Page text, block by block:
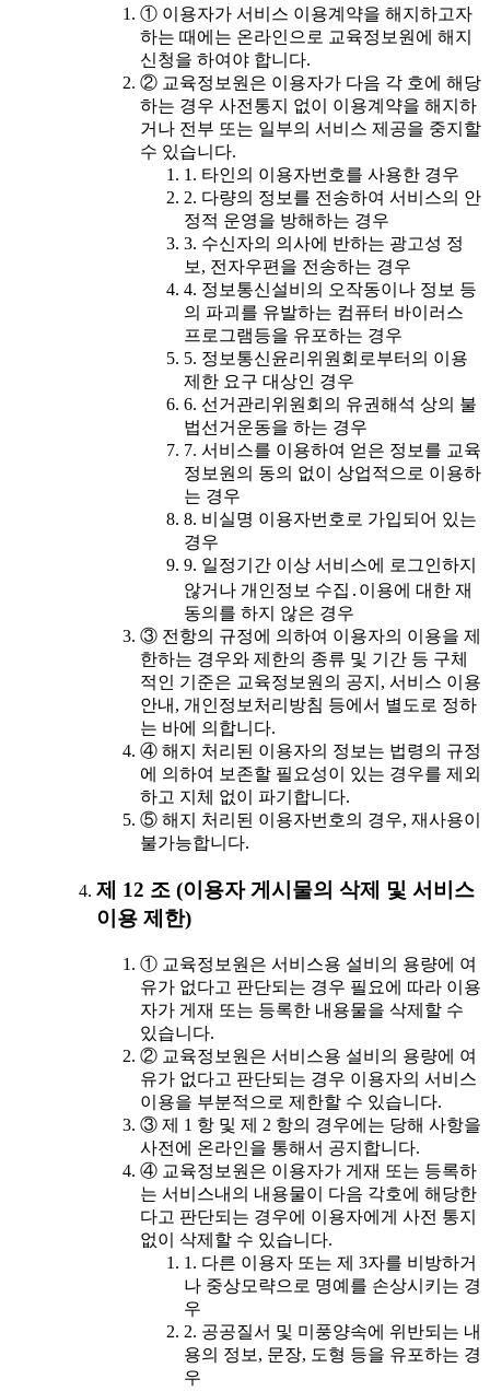
① 이용자가 서비스 이용계약을 해지하고자
하는 때에는 온라인으로 교육정보원에 해지
신청을 하여야 합니다.
② 교육정보원은 이용자가 다음 각 호에 해당
하는 경우 사전통지 없이 이용계약을 해지하
거나 전부 또는 일부의 서비스 제공을 중지할
수 있습니다.
1. 타인의 이용자번호를 사용한 경우
2. 다량의 정보를 전송하여 서비스의 안
정적 운영을 방해하는 경우
3. 수신자의 의사에 반하는 광고성 정
보, 전자우편을 전송하는 경우
4. 정보통신설비의 오작동이나 정보 등
의 파괴를 유발하는 컴퓨터 바이러스
프로그램등을 유포하는 경우
5. 정보통신윤리위원회로부터의 이용
제한 요구 대상인 경우
6. 선거관리위원회의 유권해석 상의 불
법선거운동을 하는 경우
7. 서비스를 이용하여 얻은 정보를 교육
정보원의 동의 없이 상업적으로 이용하
는 경우
8. 비실명 이용자번호로 가입되어 있는
경우
9. 일정기간 이상 서비스에 로그인하지
않거나 개인정보 수집․이용에 대한 재
동의를 하지 않은 경우
③ 전항의 규정에 의하여 이용자의 이용을 제
한하는 경우와 제한의 종류 및 기간 등 구체
적인 기준은 교육정보원의 공지, 서비스 이용
안내, 개인정보처리방침 등에서 별도로 정하
는 바에 의합니다.
④ 해지 처리된 이용자의 정보는 법령의 규정
에 의하여 보존할 필요성이 있는 경우를 제외
하고 지체 없이 파기합니다.
⑤ 해지 처리된 이용자번호의 경우, 재사용이
불가능합니다.
제 12 조 (이용자 게시물의 삭제 및 서비스
이용 제한)
① 교육정보원은 서비스용 설비의 용량에 여
유가 없다고 판단되는 경우 필요에 따라 이용
자가 게재 또는 등록한 내용물을 삭제할 수
있습니다.
② 교육정보원은 서비스용 설비의 용량에 여
유가 없다고 판단되는 경우 이용자의 서비스
이용을 부분적으로 제한할 수 있습니다.
③ 제 1 항 및 제 2 항의 경우에는 당해 사항을
사전에 온라인을 통해서 공지합니다.
④ 교육정보원은 이용자가 게재 또는 등록하
는 서비스내의 내용물이 다음 각호에 해당한
다고 판단되는 경우에 이용자에게 사전 통지
없이 삭제할 수 있습니다.
1. 다른 이용자 또는 제 3자를 비방하거
나 중상모략으로 명예를 손상시키는 경
우
2. 공공질서 및 미풍양속에 위반되는 내
용의 정보, 문장, 도형 등을 유포하는 경
우